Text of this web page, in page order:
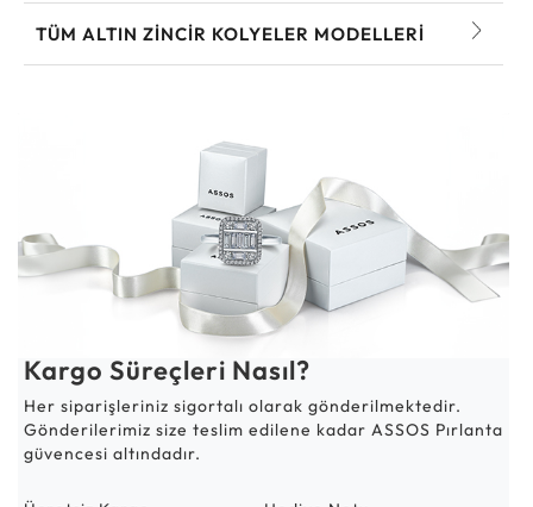
TÜM ALTIN ZINCIR KOLYELER MODELLERI
Kargo Süreçleri Nasıl?
Her siparişleriniz sigortalı olarak gönderilmektedir.
Gönderilerimiz size teslim edilene kadar ASSOS Pırlanta
güvencesi altındadır.